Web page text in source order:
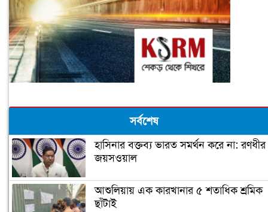
সর্বশেষ
হাসিনার বক্তব্য ভারত সমর্থন করে না: রণধীর
জয়সওয়াল
আশুলিয়ায় এক কারখানার ৫ শতাধিক শ্রমিক
ছাঁটাই